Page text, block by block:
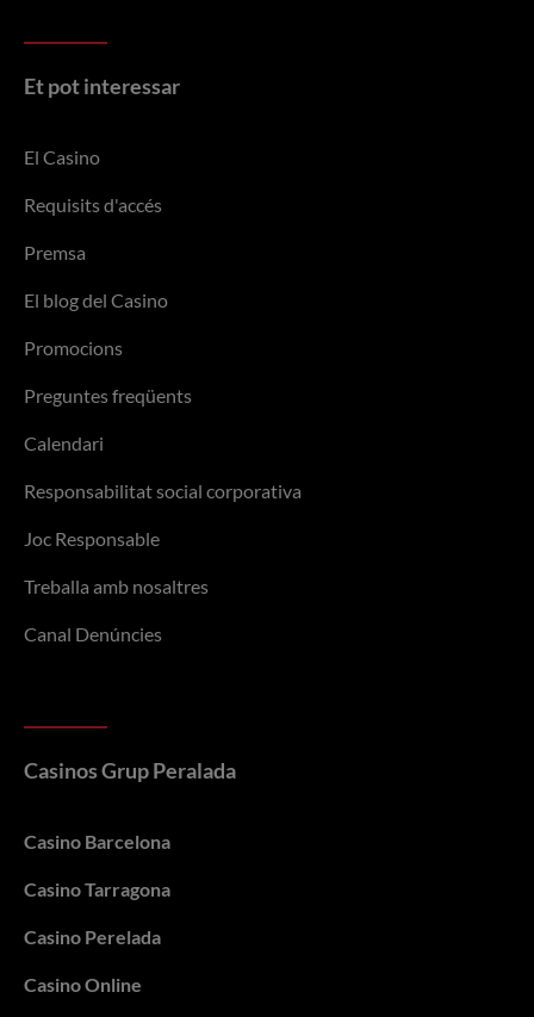
Et pot interessar
El Casino
Requisits d'accés
Premsa
El blog del Casino
Promocions
Preguntes freqüents
Calendari
Responsabilitat social corporativa
Joc Responsable
Treballa amb nosaltres
Canal Denúncies
Casinos Grup Peralada
Casino Barcelona
Casino Tarragona
Casino Perelada
Casino Online